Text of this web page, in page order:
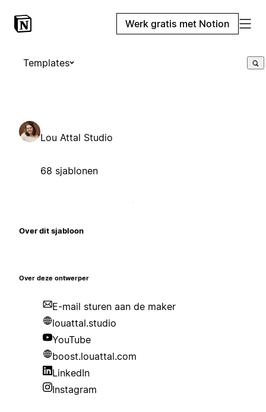
Werk gratis met Notion
Templates
Lou Attal Studio
68 sjablonen
Over dit sjabloon
Over deze ontwerper
E-mail sturen aan de maker
louattal.studio
YouTube
boost.louattal.com
LinkedIn
Instagram